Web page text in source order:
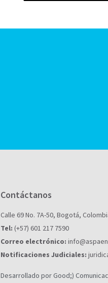
Contáctanos
Calle 69 No. 7A-50, Bogotá,
Tel: (+57) 601 217 7590
Correo electrónico:
Notificaciones Judiciales:
Desarrollado por Good;)